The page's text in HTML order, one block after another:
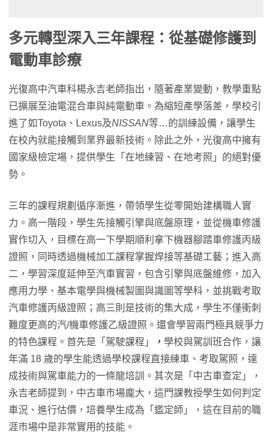
多元轉型深入三年課程：從基礎修護到
電動車診療
光復高中汽車科楊永吉老師指出，隨著產業變動，教學重點
已擴展至油電混合車與純電動車。為縮短產學落差，學校引
進了如Toyota、Lexus及NISSAN等…的訓練設備，讓學生
在校內就能接觸到業界最新技術。除此之外，光復高中擁有
國家級檢定場，提供學生「在地練習、在地考照」的絕對優
勢。
三年的課程規劃循序漸進，帶領學生從零開始建構職人實
力。高一階段，學生先接觸引擎與底盤原理，並從機車修護
實作切入，目標在高一下學期順利拿下機器腳踏車修護丙級
證照，同時透過機械加工課程掌握焊接等基礎工藝；進入高
二，學習深度延伸至汽車實習，包含引擎與底盤維修，加入
應用力學、基本電學與機械製圖與識圖等學科，並挑戰考取
汽車修護丙級證照；高三則是技術的集大成，學生不僅衝刺
難度更高的汽/機車修護乙級證照。還會學習兩門極具競爭力
的特色課程。首先是「駕駛課程」
， 學校與駕訓班合作，讓
年滿 18 歲的學生能透過學校課程直接練車、考取駕照，達
成技術與駕車能力的一條龍培訓。其次是「中古車查定」，
永吉老師提到，中古車市場龐大，這門課教授學生如何判定
車況、進行估價，培養學生成為「鑑定師」，這在目前的職
涯市場中是非常實用的技能。